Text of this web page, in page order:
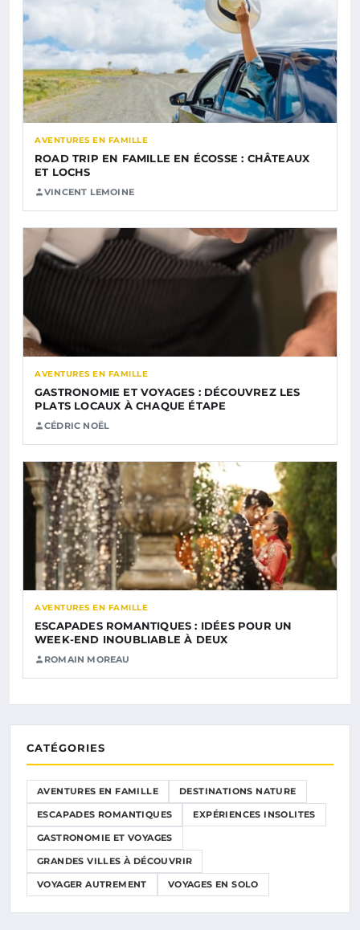
AVENTURES EN FAMILLE
ROAD TRIP EN FAMILLE EN ÉCOSSE : CHÂTEAUX
ET LOCHS
VINCENT LEMOINE
AVENTURES EN FAMILLE
GASTRONOMIE ET VOYAGES : DÉCOUVREZ LES
PLATS LOCAUX À CHAQUE ÉTAPE
CÉDRIC NOËL
AVENTURES EN FAMILLE
ESCAPADES ROMANTIQUES : IDÉES POUR UN
WEEK-END INOUBLIABLE À DEUX
ROMAIN MOREAU
CATÉGORIES
AVENTURES EN FAMILLE DESTINATIONS NATURE
ESCAPADES ROMANTIQUES EXPÉRIENCES INSOLITES
GASTRONOMIE ET VOYAGES
GRANDES VILLES À DÉCOUVRIR
VOYAGER AUTREMENT VOYAGES EN SOLO